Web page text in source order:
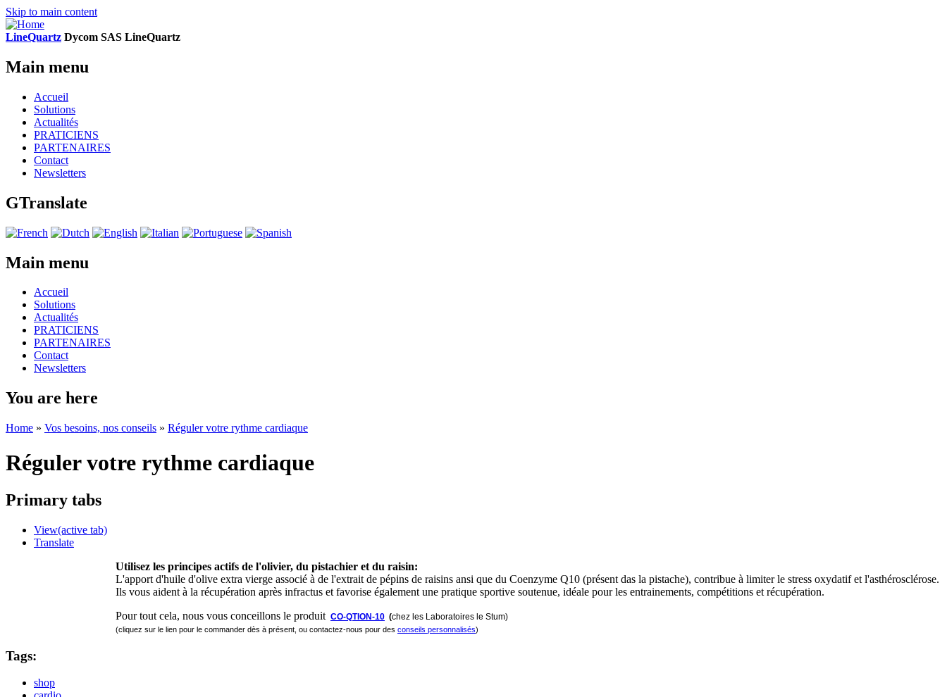
Skip to main content
LineQuartz Dycom SAS LineQuartz
Main menu
Accueil
Solutions
Actualités
PRATICIENS
PARTENAIRES
Contact
Newsletters
GTranslate
Main menu
Accueil
Solutions
Actualités
PRATICIENS
PARTENAIRES
Contact
Newsletters
You are here
Home » Vos besoins, nos conseils » Réguler votre rythme cardiaque
Réguler votre rythme cardiaque
Primary tabs
View(active tab)
Translate
Utilisez les principes actifs de l'olivier, du pistachier et du raisin:
L'apport d'huile d'olive extra vierge associé à de l'extrait de pépins de raisins ansi que du Coenzyme Q10 (présent das la pistache), contribue à limiter le stress oxydatif et l'asthérosclérose.
Ils vous aident à la récupération après infractus et favorise également une pratique sportive soutenue, idéale pour les entrainements, compétitions et récupération.
Pour tout cela, nous vous conceillons le produit CO-QTION-10 (chez les Laboratoires le Stum)
(cliquez sur le lien pour le commander dès à présent, ou contactez-nous pour des conseils personnalisés)
Tags:
shop